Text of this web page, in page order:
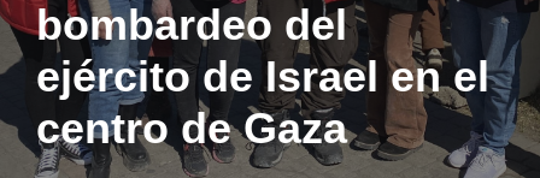
bombardeo del
ejército de Israel en el
centro de Gaza